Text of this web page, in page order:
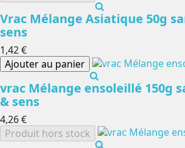
Vrac Mélange Asiatique 50g
sens
1,42 €
Ajouter au panier
vrac Mélange ensoleillé 150g
& sens
4,26 €
Produit hors stock